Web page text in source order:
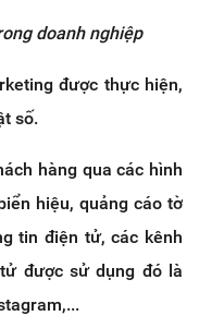
doanh nghiệp
được thực hiện,
số.
hàng qua các hình
hiệu, quảng cáo tờ
tin điện tử, các kênh
được sử dụng đó là